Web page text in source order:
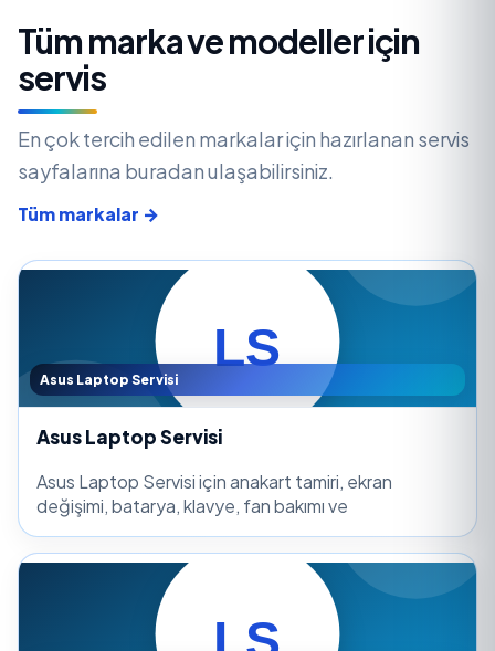
Tüm marka ve modeller için
servis
En çok tercih edilen markalar için hazırlanan servis
sayfalarına buradan ulaşabilirsiniz.
Tüm markalar →
Asus Laptop Servisi
Asus Laptop Servisi
Asus Laptop Servisi için anakart tamiri, ekran
değişimi, batarya, klavye, fan bakımı ve